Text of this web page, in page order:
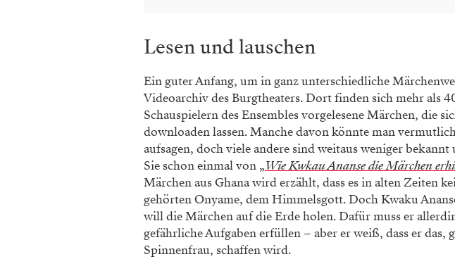
Lesen und lauschen
Ein guter Anfang, um in ganz unterschiedliche
Videoarchiv des Burgtheaters. Dort finden sich mehr als
Schauspielern des Ensembles vorgelesene Märchen, die
downloaden lassen. Manche davon könnte man
aufsagen, doch viele andere sind weitaus weniger
Sie schon einmal von „Wie Kwkau Ananse die Märchen
Märchen aus Ghana wird erzählt, dass es in alten Zeiten
gehörten Onyame, dem Himmelsgott. Doch Kwaku
will die Märchen auf die Erde holen. Dafür muss er
gefährliche Aufgaben erfüllen – aber er weiß, dass er das,
Spinnenfrau, schaffen wird.